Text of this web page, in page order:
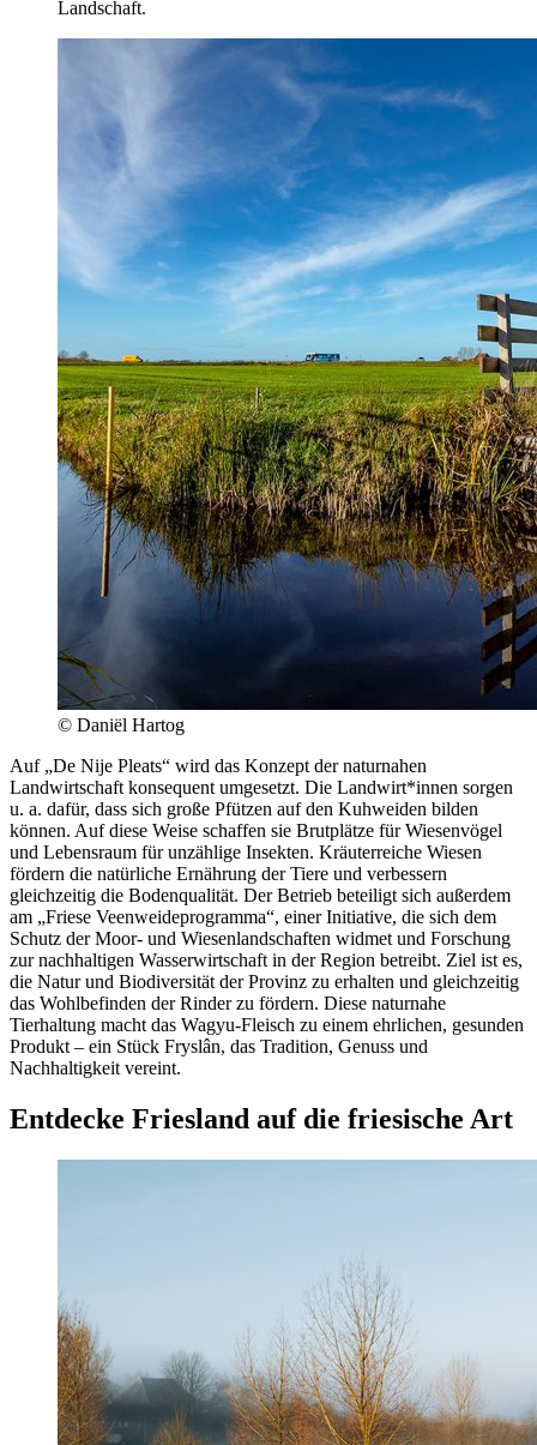
Landschaft.
© Daniël Hartog
Auf „De Nije Pleats“ wird das Konzept der naturnahen
Landwirtschaft konsequent umgesetzt. Die Landwirt*innen sorgen
u. a. dafür, dass sich große Pfützen auf den Kuhweiden bilden
können. Auf diese Weise schaffen sie Brutplätze für Wiesenvögel
und Lebensraum für unzählige Insekten. Kräuterreiche Wiesen
fördern die natürliche Ernährung der Tiere und verbessern
gleichzeitig die Bodenqualität. Der Betrieb beteiligt sich außerdem
am „Friese Veenweideprogramma“, einer Initiative, die sich dem
Schutz der Moor- und Wiesenlandschaften widmet und Forschung
zur nachhaltigen Wasserwirtschaft in der Region betreibt. Ziel ist es,
die Natur und Biodiversität der Provinz zu erhalten und gleichzeitig
das Wohlbefinden der Rinder zu fördern. Diese naturnahe
Tierhaltung macht das Wagyu-Fleisch zu einem ehrlichen, gesunden
Produkt – ein Stück Fryslân, das Tradition, Genuss und
Nachhaltigkeit vereint.
Entdecke Friesland auf die friesische Art